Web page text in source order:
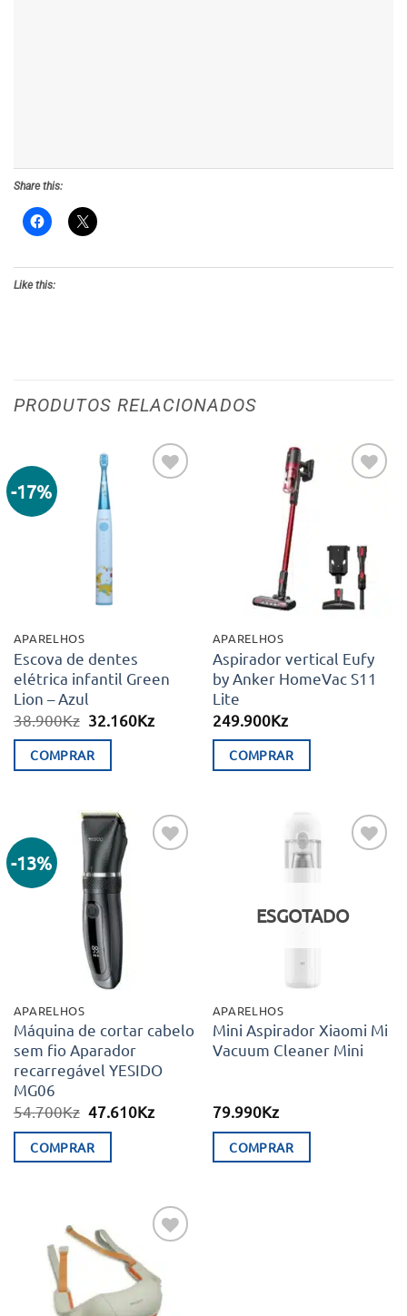
Share this:
Like this:
PRODUTOS RELACIONADOS
-17%
APARELHOS
Escova de dentes
elétrica infantil Green
Lion – Azul
38.900Kz O
original
era:
32.160KzO
COMPRAR
APARELHOS
Aspirador vertical Eufy
by Anker HomeVac S11
Lite
249.900Kz
COMPRAR
-13%
APARELHOS
Máquina de cortar cabelo
sem fio Aparador
recarregável YESIDO
MG06
54.700Kz O
original
era:
47.610KzO
COMPRAR
ESGOTADO
APARELHOS
Mini Aspirador Xiaomi Mi
Vacuum Cleaner Mini
79.990Kz
COMPRAR
Adicionar
aos meus
desejos